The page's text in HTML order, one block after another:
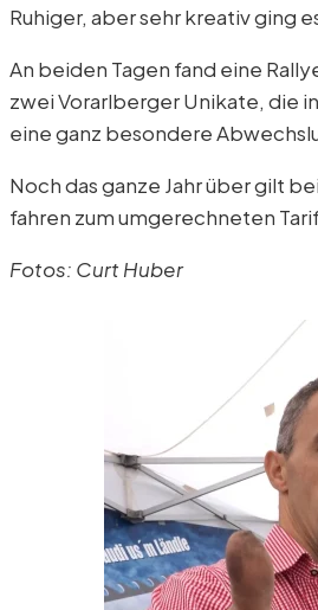
Ruhiger, aber sehr kreativ ging
An beiden Tagen fand eine
zwei Vorarlberger Unikate, die
eine ganz besondere
Noch das ganze Jahr über gilt
fahren zum umgerechneten
Fotos: Curt Huber